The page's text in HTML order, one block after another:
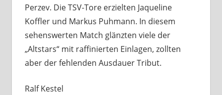
Perzev. Die TSV-Tore erzielten Jaqueline
Koffler und Markus Puhmann. In diesem
sehenswerten Match glänzten viele der
„Altstars“ mit raffinierten Einlagen, zollten
aber der fehlenden Ausdauer Tribut.
Ralf Kestel